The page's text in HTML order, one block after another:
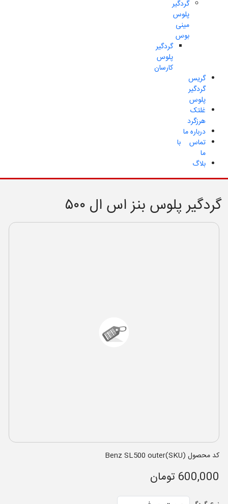
گردگیر
پلوس
مینی
بوس
گردگیر
پلوس
کارسان
گریس
گردگیر
پلوس
غلتک
هرزگرد
درباره ما
تماس با
ما
بلاگ
گردگیر پلوس بنز اس ال ۵۰۰
کد محصول (SKU)Benz SL500 outer
600,000 تومان